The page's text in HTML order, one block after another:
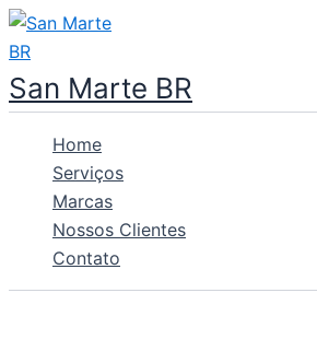
Ir
para
o
conteúdo
San Marte BR
Home
Serviços
Marcas
Nossos Clientes
Contato